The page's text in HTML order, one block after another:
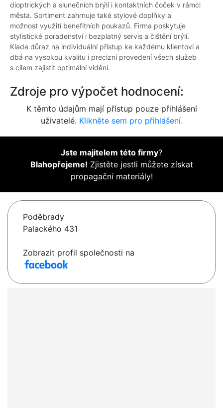
dioptrických a slunečních brýlí i kontaktních čoček v rámci
města. Sortiment zahrnuje také stylové doplňky a
možnost využití benefitních poukazů. Firma poskytuje
stylistické poradenství i bezplatný servis a čištění brýlí.
Klade důraz na individuální přístup ke každému klientovi a
dbá na vysokou kvalitu i precizní provedení všech služeb
s cílem zajistit optimální vidění.
Zdroje pro výpočet hodnocení:
K těmto údajům mají přístup pouze přihlášení
uživatelé. Klikněte sem pro přihlášení.
Jste majitelem této firmy?
Blahopřejeme! Zjistěte jestli můžete získat
propagační materiály!
Poděbrady
Palackého 431
Zobrazit profil společnosti na